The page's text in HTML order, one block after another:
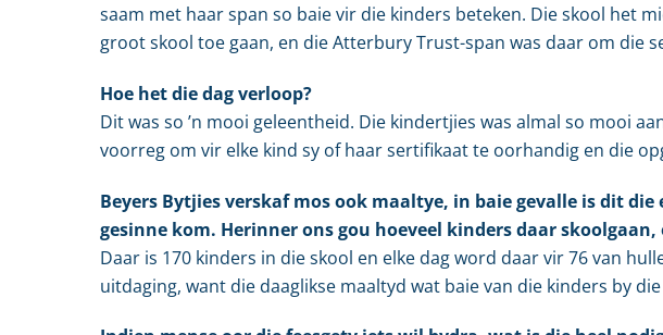
saam met haar span so baie vir die kinders beteken. Die skool het
groot skool toe gaan, en die Atterbury Trust-span was daar om die
Hoe het die dag verloop?
Dit was so ’n mooi geleentheid. Die kindertjies was almal so mooi
voorreg om vir elke kind sy of haar sertifikaat te oorhandig en die
Beyers Bytjies verskaf mos ook maaltye, in baie gevalle is dit
gesinne kom. Herinner ons gou hoeveel kinders daar
Daar is 170 kinders in die skool en elke dag word daar vir 76 van
uitdaging, want die daaglikse maaltyd wat baie van die kinders by